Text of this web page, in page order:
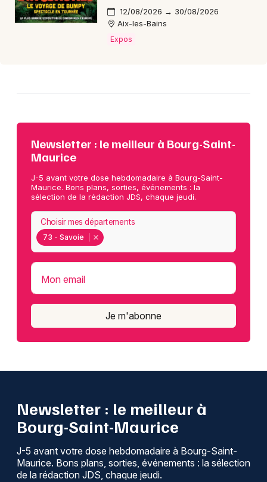
Je m'abonne
12/08/2026 → 30/08/2026
Aix-les-Bains
Expos
Newsletter : le meilleur à Bourg-Saint-
Maurice
J-5 avant votre dose hebdomadaire à Bourg-Saint-
Maurice. Bons plans, sorties, événements : la
sélection de la rédaction JDS, chaque jeudi.
73 - Savoie
Choisir mes départements
Mon email
Je m'abonne
Newsletter : le meilleur à
Bourg-Saint-Maurice
J-5 avant votre dose hebdomadaire à Bourg-Saint-
Maurice. Bons plans, sorties, événements : la sélection
de la rédaction JDS, chaque jeudi.